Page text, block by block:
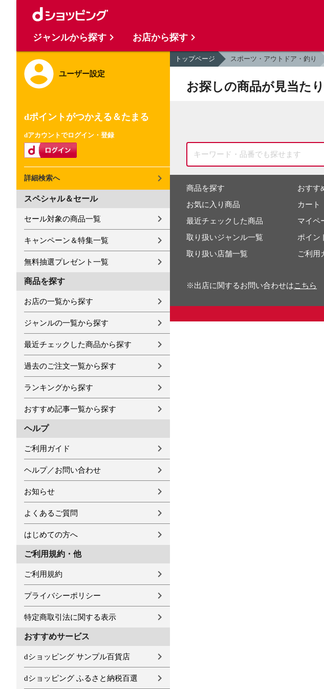
ユーザー設定
dポイントがつかえる＆たまる
dアカウントでログイン・登録
詳細検索へ
スペシャル＆セール
セール対象の商品一覧
キャンペーン＆特集一覧
無料抽選プレゼント一覧
商品を探す
お店の一覧から探す
ジャンルの一覧から探す
最近チェックした商品から探す
過去のご注文一覧から探す
ランキングから探す
おすすめ記事一覧から探す
ヘルプ
ご利用ガイド
ヘルプ／お問い合わせ
お知らせ
よくあるご質問
はじめての方へ
ご利用規約・他
ご利用規約
プライバシーポリシー
特定商取引法に関する表示
おすすめサービス
dショッピング サンプル百貨店
dショッピング ふるさと納税百選
トップページ スポーツ・アウトドア・釣り
お探しの商品が見当たり
商品を探す
お気に入り商品
最近チェックした商品
取り扱いジャンル一覧
取り扱い店舗一覧
おすす
カート
マイペ
ポイン
ご利用
※出店に関するお問い合わせはこちら
ジャンルから探す お店から探す